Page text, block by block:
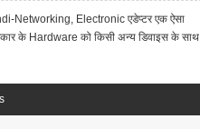
Networking, Electronic एडेप्टर एक ऐसा
के Hardware को किसी अन्य डिवाइस के साथ